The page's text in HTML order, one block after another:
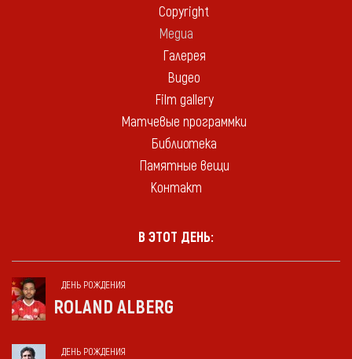
Copyright
Медиа
Галерея
Видео
Film gallery
Матчевые программки
Библиотека
Памятные вещи
Контакт
В ЭТОТ ДЕНЬ:
ДЕНЬ РОЖДЕНИЯ
ROLAND ALBERG
ДЕНЬ РОЖДЕНИЯ